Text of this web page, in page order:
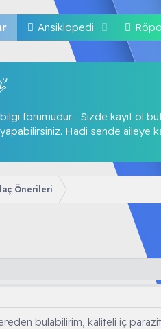
Ansiklopedi
forumudur… Sizde kayıt ol
Hadi sende aileye
Önerileri
bulabilirim, kaliteli iç